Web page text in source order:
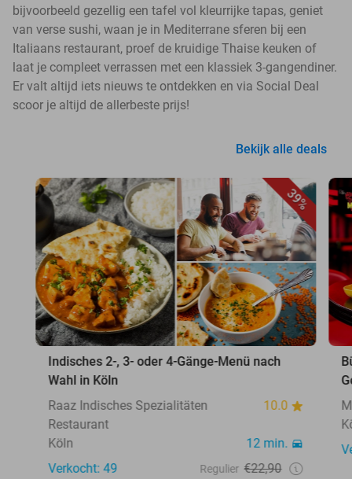
bijvoorbeeld gezellig een tafel vol kleurrijke tapas, geniet
van verse sushi, waan je in Mediterrane sferen bij een
Italiaans restaurant, proef de kruidige Thaise keuken of
laat je compleet verrassen met een klassiek 3-gangendiner.
Er valt altijd iets nieuws te ontdekken en via Social Deal
scoor je altijd de allerbeste prijs!
Bekijk alle deals
39%
Indisches 2-, 3- oder 4-Gänge-Menü nach
Wahl in Köln
Raaz Indisches Spezialitäten
Restaurant
10.0
Köln
12 min.
Verkocht: 49
Regulier €22,90